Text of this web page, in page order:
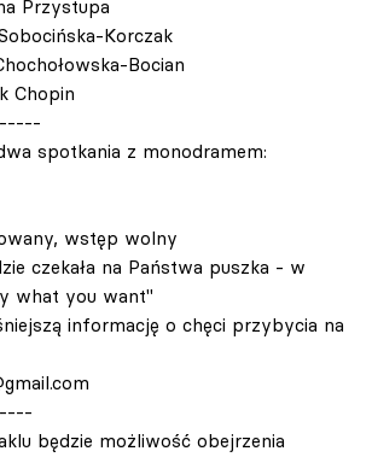
Przystupa
Korczak
Bocian
Chopin
spotkania z monodramem:
wstęp wolny
czekała na Państwa puszka - w
what you want"
informację o chęci przybycia na
będzie możliwość obejrzenia